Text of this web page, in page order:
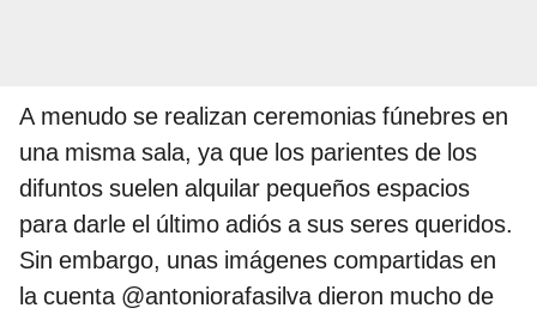
A menudo se realizan ceremonias fúnebres en
una misma sala, ya que los parientes de los
difuntos suelen alquilar pequeños espacios
para darle el último adiós a sus seres queridos.
Sin embargo, unas imágenes compartidas en
la cuenta @antoniorafasilva dieron mucho de